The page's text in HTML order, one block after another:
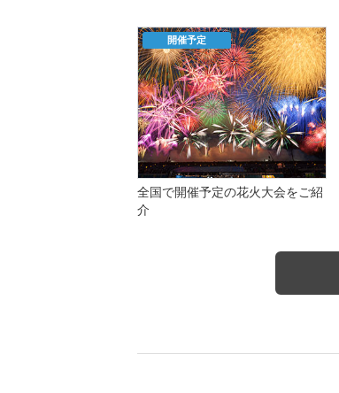
開催予定
全国で開催予定の花火大会をご紹
介